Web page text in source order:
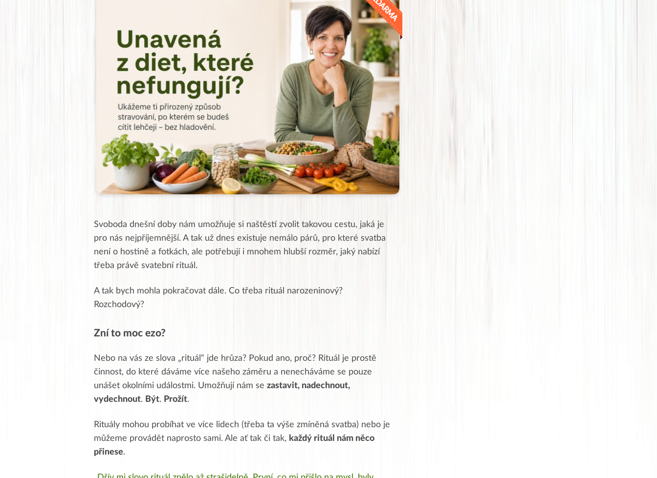
Svoboda dnešní doby nám umožňuje si naštěstí zvolit takovou cestu, jaká je
pro nás nejpříjemnější. A tak už dnes existuje nemálo párů, pro které svatba
není o hostině a fotkách, ale potřebují i mnohem hlubší rozměr, jaký nabízí
třeba právě svatební rituál.
A tak bych mohla pokračovat dále. Co třeba rituál narozeninový?
Rozchodový?
Zní to moc ezo?
Nebo na vás ze slova „rituál“ jde hrůza? Pokud ano, proč? Rituál je prostě
činnost, do které dáváme více našeho záměru a nenecháváme se pouze
unášet okolními událostmi. Umožňují nám se zastavit, nadechnout,
vydechnout. Být. Prožít.
Rituály mohou probíhat ve více lidech (třeba ta výše zmíněná svatba) nebo je
můžeme provádět naprosto sami. Ale ať tak či tak, každý rituál nám něco
přinese.